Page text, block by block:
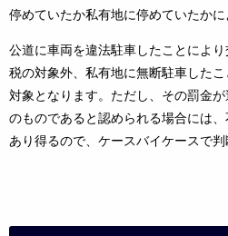
停めていたか私有地に停めていたかに
公道に車両を違法駐車したことによ
税の対象外、私有地に無断駐車した
対象となります。ただし、その罰金
のものであると認められる場合には
あり得るので、ケースバイケースで判